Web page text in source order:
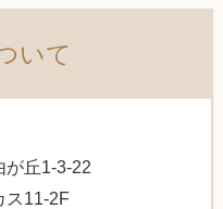
いて
が丘1-3-22
ス11-2F